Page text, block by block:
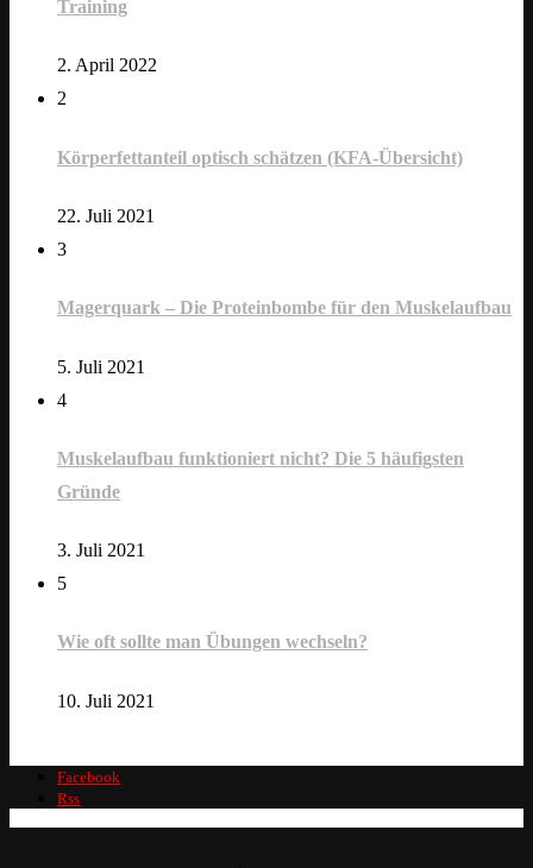
Training
2. April 2022
2
Körperfettanteil optisch schätzen (KFA-Übersicht)
22. Juli 2021
3
Magerquark – Die Proteinbombe für den Muskelaufbau
5. Juli 2021
4
Muskelaufbau funktioniert nicht? Die 5 häufigsten
Gründe
3. Juli 2021
5
Wie oft sollte man Übungen wechseln?
10. Juli 2021
Facebook
Rss